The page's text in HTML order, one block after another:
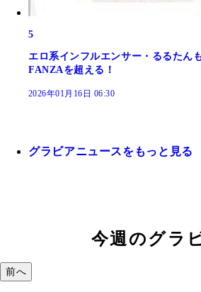
5
エロ系インフルエンサー・るるた
FANZAを超える！
2026年01月16日 06:30
グラビアニュースをもっと見る
今週のグラ
前へ